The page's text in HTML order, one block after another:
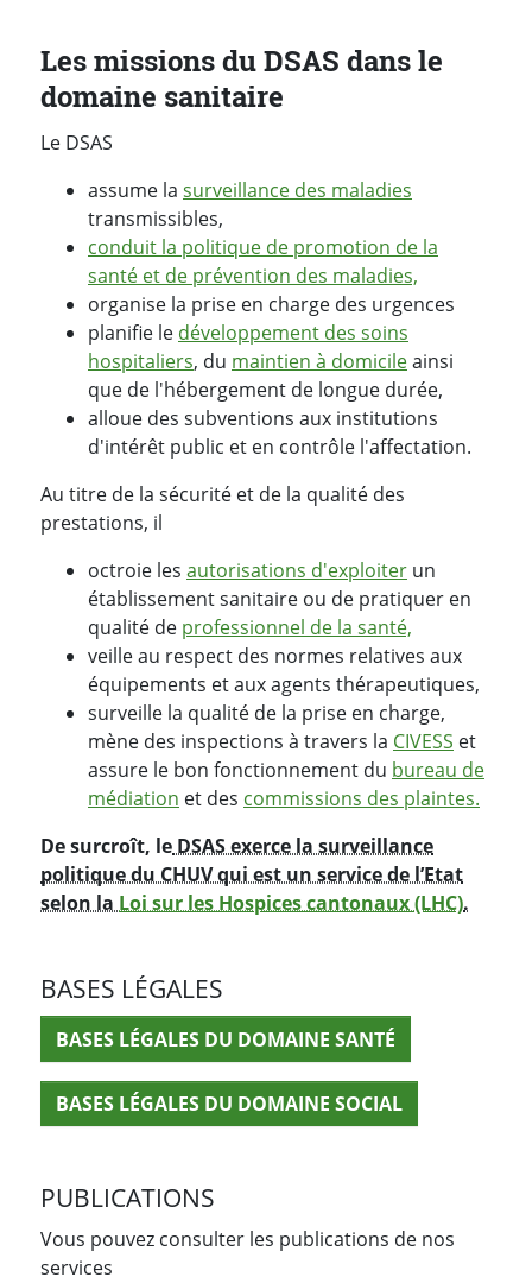
Les missions du DSAS dans le
domaine sanitaire
Le DSAS
assume la surveillance des maladies
transmissibles,
conduit la politique de promotion de la
santé et de prévention des maladies,
organise la prise en charge des urgences
planifie le développement des soins
hospitaliers, du maintien à domicileainsi
que de l'hébergement de longue durée,
alloue des subventions aux institutions
d'intérêt public et en contrôle l'affectation.
Au titre de la sécurité et de la qualité des
prestations, il
octroie les autorisations d'exploiter un
établissement sanitaire ou de pratiquer en
qualité de professionnel de la santé,
veille au respect des normes relatives aux
équipements et aux agents thérapeutiques,
surveille la qualité de la prise en charge,
mène des inspections à travers la CIVESS et
assure le bon fonctionnement du bureau de
médiation et des commissions des plaintes.
De surcroît, le DSAS exerce la surveillance
politique du CHUV qui est un service de l’Etat
selon la Loi sur les Hospices cantonaux (LHC).
BASES LÉGALES
BASES LÉGALES DU DOMAINE SANTÉ
BASES LÉGALES DU DOMAINE SOCIAL
PUBLICATIONS
Vous pouvez consulter les publications de nos
services